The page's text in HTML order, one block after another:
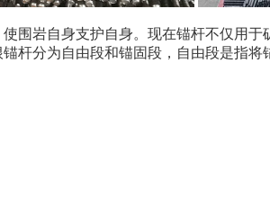
围岩自身支护自身。现在锚杆不仅用
杆分为自由段和锚固段，自由段是指